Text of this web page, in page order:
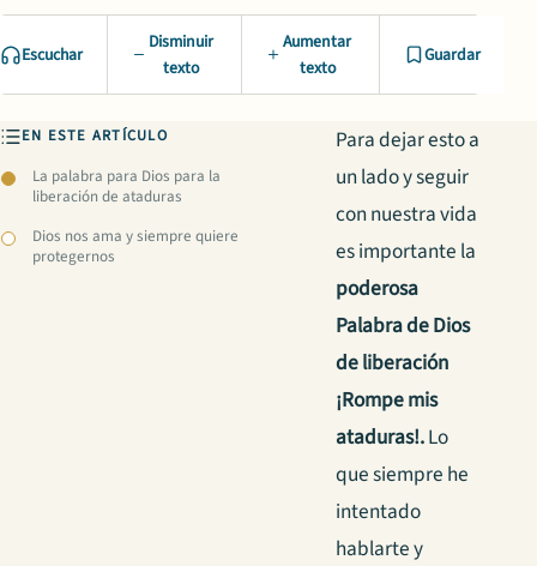
Escuchar
Disminuir
texto
Aumentar
texto
Guardar
EN ESTE ARTÍCULO
La palabra para Dios para la
liberación de ataduras
Dios nos ama y siempre quiere
protegernos
Para dejar esto a
un lado y seguir
con nuestra vida
es importante la
poderosa
Palabra de Dios
de liberación
¡Rompe mis
ataduras!.Lo
que siempre he
intentado
hablarte y